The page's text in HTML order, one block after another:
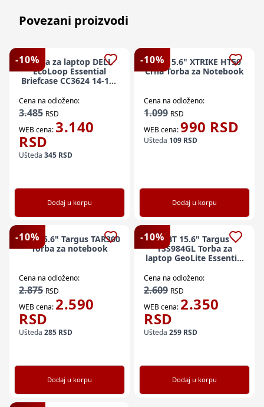
Povezani proizvodi
-10%
Torba za laptop DELL
EcoLoop Essential
Briefcase CC3624 14-16"
Cena na odloženo:
3.485 RSD
WEB cena:3.140
RSD
Ušteda 345 RSD
Dodaj u korpu
-10%
NBT 15.6" XTRIKE HT50
Crna Torba za Notebook
Cena na odloženo:
1.099 RSD
WEB cena:990 RSD
Ušteda 109 RSD
Dodaj u korpu
-10%
NBT 15.6" Targus TAR300
Torba za notebook
Cena na odloženo:
2.875 RSD
WEB cena: 2.590
RSD
Ušteda 285 RSD
Dodaj u korpu
-10%NBT 15.6" Targus
TSS984GL Torba za
laptop GeoLite Essential
Cena na odloženo:
2.609 RSD
WEB cena: 2.350
RSD
Ušteda 259 RSD
Dodaj u korpu